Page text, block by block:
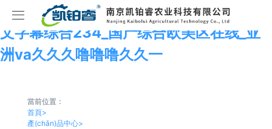
亚洲精品第一国产综合国服瑶_亚洲乱码中
文字幕综合234_国产综合欧美区在线_亚
洲va久久久噜噜噜久久一
首頁
產(chǎn)品中心
當前位置：
首頁>
產(chǎn)品中心>